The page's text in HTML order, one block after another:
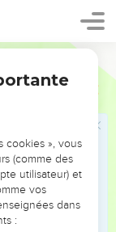
et rassemble
frères et toute
aller dehors,
innocents.
de ceux qui
son sang
nous
faire. »
dit. » Elle
cookies », vous
(comme des
utilisateur) et
vos
dans
: